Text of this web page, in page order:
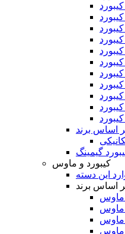
اساس برند
کیبورد و ماوس
این دسته
اساس برند